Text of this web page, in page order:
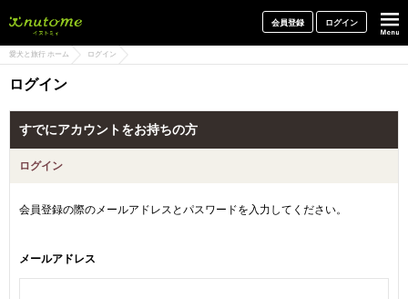
会員登録 ログイン
愛犬と旅行 ホーム ログイン
ログイン
すでにアカウントをお持ちの方
ログイン
会員登録の際のメールアドレスとパスワードを入力してください。
メールアドレス